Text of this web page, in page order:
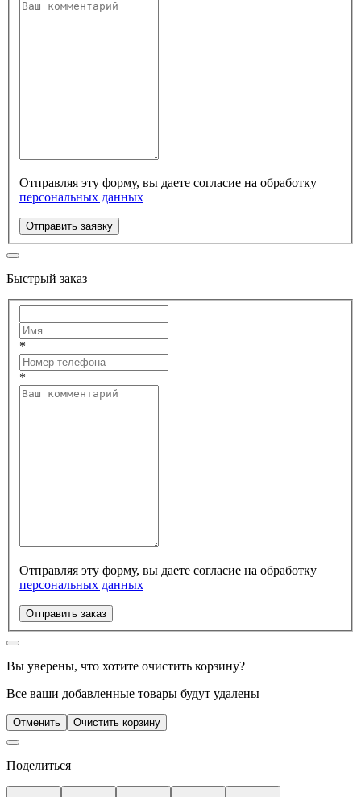
Отправляя эту форму, вы даете согласие на обработку
персональных данных
Отправить заявку
Быстрый заказ
*
*
Отправляя эту форму, вы даете согласие на обработку
персональных данных
Отправить заказ
Вы уверены, что хотите очистить корзину?
Все ваши добавленные товары будут удалены
Отменить Очистить корзину
Поделиться